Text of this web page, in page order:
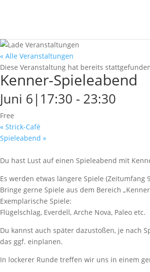
« Alle Veranstaltungen
Diese Veranstaltung hat bereits
Kenner-Spieleabend
Juni 6|17:30 - 23:30
Free
« Strick-Café
Spieleabend »
Du hast Lust auf einen Spieleabend mit
Es werden etwas längere Spiele
Bringe gerne Spiele aus dem Bereich
Exemplarische Spiele:
Flügelschlag, Everdell, Arche Nova, Paleo etc.
Du kannst auch später dazustoßen, je nach
das ggf. einplanen.
In lockerer Runde treffen wir uns in einem